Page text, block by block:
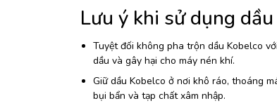
Lưu ý khi sử dụng
Tuyệt đối không pha trộn dầu Kobelco
dầu và gây hại cho máy nén khí.
Giữ dầu Kobelco ở nơi khô ráo, thoáng
bụi bẩn và tạp chất xâm nhập.